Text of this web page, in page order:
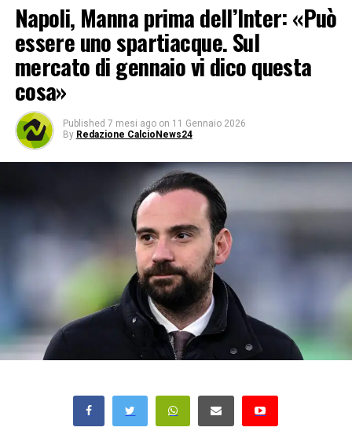
Napoli, Manna prima dell’Inter: «Può
essere uno spartiacque. Sul
mercato di gennaio vi dico questa
cosa»
Published 7 mesi ago on 11 Gennaio 2026
By Redazione CalcioNews24